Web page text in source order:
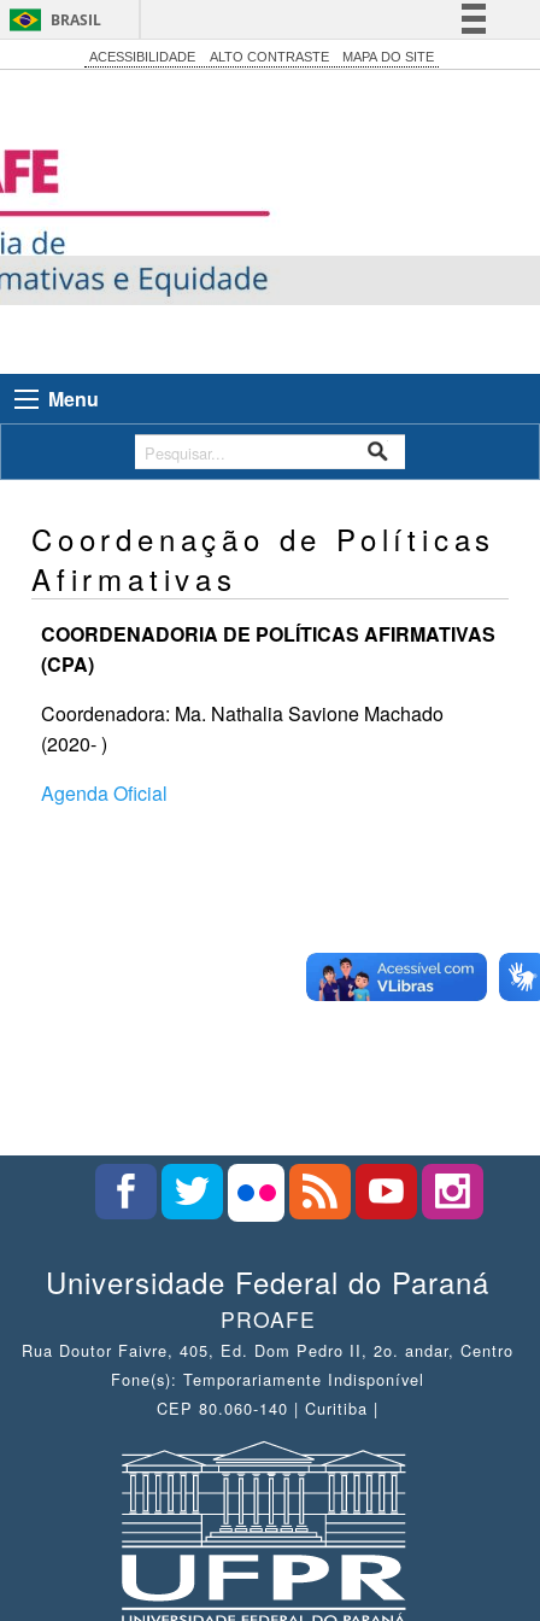
BRASIL
Simplifique!
ACESSIBILIDADE ALTO CONTRASTE MAPA DO SITE
Menu
Coordenação de Políticas
Afirmativas
COORDENADORIA DE POLÍTICAS AFIRMATIVAS
(CPA)
Coordenadora: Ma. Nathalia Savione Machado
(2020- )
Agenda Oficial
Universidade Federal do Paraná
PROAFE
Rua Doutor Faivre, 405, Ed. Dom Pedro II, 2o. andar, Centro
Fone(s): Temporariamente Indisponível
CEP 80.060-140 | Curitiba |